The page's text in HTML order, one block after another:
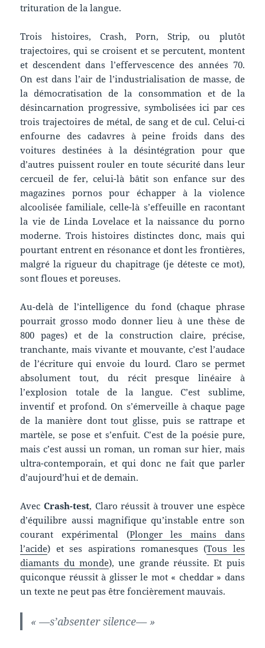
trituration de la langue.
Trois histoires, Crash, Porn, Strip, ou plutôt
trajectoires, qui se croisent et se percutent, montent
et descendent dans l’effervescence des années 70.
On est dans l’air de l’industrialisation de masse, de
la démocratisation de la consommation et de la
désincarnation progressive, symbolisées ici par ces
trois trajectoires de métal, de sang et de cul. Celui-ci
enfourne des cadavres à peine froids dans des
voitures destinées à la désintégration pour que
d’autres puissent rouler en toute sécurité dans leur
cercueil de fer, celui-là bâtit son enfance sur des
magazines pornos pour échapper à la violence
alcoolisée familiale, celle-là s’effeuille en racontant
la vie de Linda Lovelace et la naissance du porno
moderne. Trois histoires distinctes donc, mais qui
pourtant entrent en résonance et dont les frontières,
malgré la rigueur du chapitrage (je déteste ce mot),
sont floues et poreuses.
Au-delà de l’intelligence du fond (chaque phrase
pourrait grosso modo donner lieu à une thèse de
800 pages) et de la construction claire, précise,
tranchante, mais vivante et mouvante, c’est l’audace
de l’écriture qui envoie du lourd. Claro se permet
absolument tout, du récit presque linéaire à
l’explosion totale de la langue. C’est sublime,
inventif et profond. On s’émerveille à chaque page
de la manière dont tout glisse, puis se rattrape et
martèle, se pose et s’enfuit. C’est de la poésie pure,
mais c’est aussi un roman, un roman sur hier, mais
ultra-contemporain, et qui donc ne fait que parler
d’aujourd’hui et de demain.
AvecCrash-test, Claro réussit à trouver une espèce
d’équilibre aussi magnifique qu’instable entre son
courant expérimental (Plonger les mains dans
l’acide) et ses aspirations romanesques (Tous les
diamants du monde), une grande réussite. Et puis
quiconque réussit à glisser le mot « cheddar » dans
un texte ne peut pas être foncièrement mauvais.
« —s’absenter silence— »